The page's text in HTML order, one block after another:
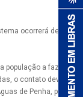
ocorrerá de
população a fazer
o contato deve
de Penha, pelo